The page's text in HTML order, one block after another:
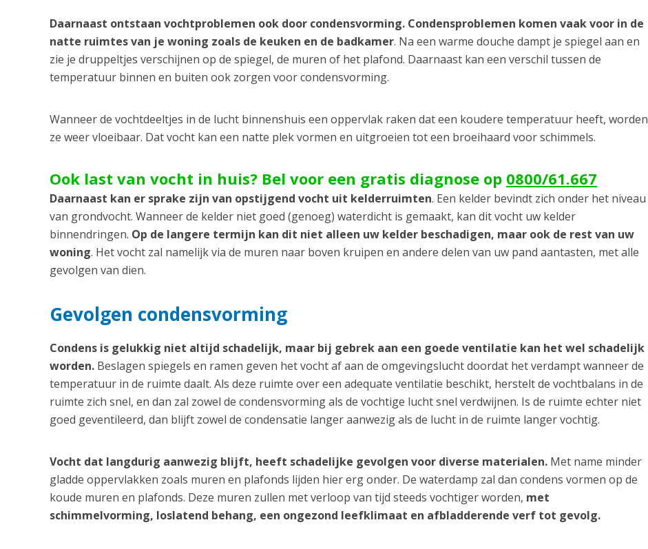
Daarnaast ontstaan vochtproblemen ook door condensvorming. Condensproblemen komen vaak voor in de
natte ruimtes van je woning zoals de keuken en de badkamer. Na een warme douche dampt je spiegel aan en
zie je druppeltjes verschijnen op de spiegel, de muren of het plafond. Daarnaast kan een verschil tussen de
temperatuur binnen en buiten ook zorgen voor condensvorming.
Wanneer de vochtdeeltjes in de lucht binnenshuis een oppervlak raken dat een koudere temperatuur heeft, worden
ze weer vloeibaar. Dat vocht kan een natte plek vormen en uitgroeien tot een broeihaard voor schimmels.
Ook last van vocht in huis? Bel voor een gratis diagnose op 0800/61.667
Daarnaast kan er sprake zijn van opstijgend vocht uit kelderruimten. Een kelder bevindt zich onder het niveau
van grondvocht. Wanneer de kelder niet goed (genoeg) waterdicht is gemaakt, kan dit vocht uw kelder
binnendringen. Op de langere termijn kan dit niet alleen uw kelder beschadigen, maar ook de rest van uw
woning. Het vocht zal namelijk via de muren naar boven kruipen en andere delen van uw pand aantasten, met alle
gevolgen van dien.
Gevolgen condensvorming
Condens is gelukkig niet altijd schadelijk, maar bij gebrek aan een goede ventilatie kan het wel schadelijk
worden. Beslagen spiegels en ramen geven het vocht af aan de omgevingslucht doordat het verdampt wanneer de
temperatuur in de ruimte daalt. Als deze ruimte over een adequate ventilatie beschikt, herstelt de vochtbalans in de
ruimte zich snel, en dan zal zowel de condensvorming als de vochtige lucht snel verdwijnen. Is de ruimte echter niet
goed geventileerd, dan blijft zowel de condensatie langer aanwezig als de lucht in de ruimte langer vochtig.
Vocht dat langdurig aanwezig blijft, heeft schadelijke gevolgen voor diverse materialen. Met name minder
gladde oppervlakken zoals muren en plafonds lijden hier erg onder. De waterdamp zal dan condens vormen op de
koude muren en plafonds. Deze muren zullen met verloop van tijd steeds vochtiger worden, met
schimmelvorming, loslatend behang, een ongezond leefklimaat en afbladderende verf tot gevolg.